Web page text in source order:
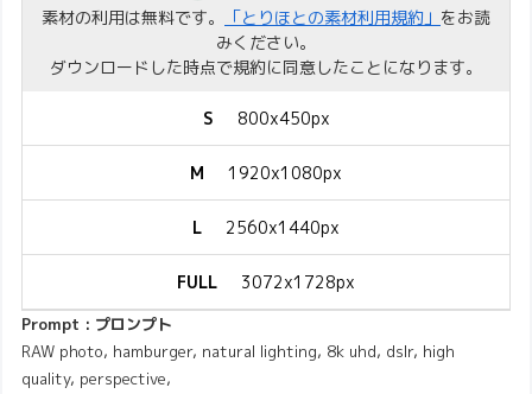
素材の利用は無料です。
「とりほとの素材利用規約」 をお読
みください。
ダウンロードした時点で規約に同意したことになります。
S 800x450px
M 1920x1080px
L 2560x1440px
FULL 3072x1728px
Prompt : プロンプト
RAW photo, hamburger, natural lighting, 8k uhd, dslr, high
quality, perspective,